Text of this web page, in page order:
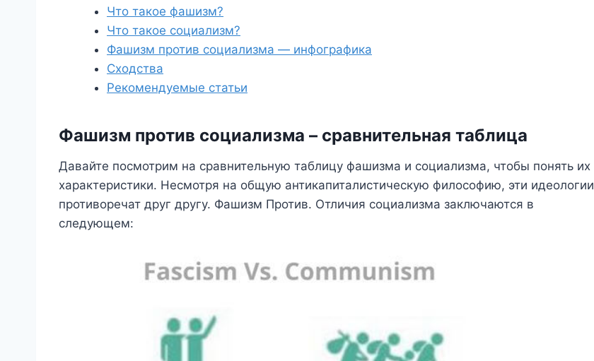
Что такое фашизм?
Что такое социализм?
Фашизм против социализма — инфографика
Сходства
Рекомендуемые статьи
Фашизм против социализма – сравнительная таблица
Давайте посмотрим на сравнительную таблицу фашизма и социализма, чтобы понять их
характеристики. Несмотря на общую антикапиталистическую философию, эти идеологии
противоречат друг другу. Фашизм Против. Отличия социализма заключаются в
следующем: